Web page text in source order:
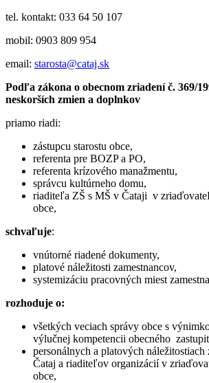
tel. kontakt: 033 64 50 107
mobil: 0903 809 954
email: starosta@cataj.sk
Podľa zákona o obecnom zriadení č. 369/
neskorších zmien a doplnkov
priamo riadi:
zástupcu starostu obce,
referenta pre BOZP a PO,
referenta krízového manažmentu,
správcu kultúrneho domu,
riaditeľa ZŠ s MŠ v Čataji v
obce,
schvaľuje:
vnútorné riadené dokumenty,
platové náležitosti zamestnancov,
systemizáciu pracovných miest
rozhoduje o:
všetkých veciach správy obce s
výlučnej kompetencii obecného
personálnych a platových náležitostiach
Čataj a riaditeľov organizácií v
obce,